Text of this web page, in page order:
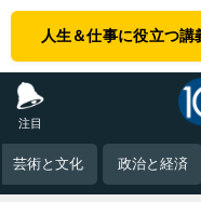
人生＆仕事に役立つ講
注目
芸術と文化 政治と経済